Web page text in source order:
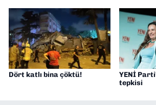
Dört katlı bina çöktü!
YENİ
tepkisi